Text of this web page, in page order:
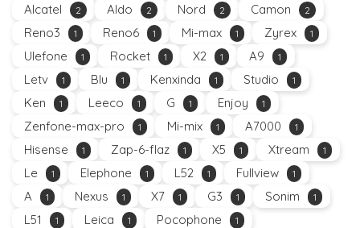
Alcatel 2 Aldo 2 Nord 2 Camon 2
Reno3 1 Reno6 1 Mi-max 1 Zyrex 1
Ulefone 1 Rocket 1 X2 1 A9 1
Letv 1 Blu 1 Kenxinda 1 Studio 1
Ken 1 Leeco 1 G 1 Enjoy 1
Zenfone-max-pro 1 Mi-mix 1 A7000 1
Hisense 1 Zap-6-flaz 1 X5 1 Xtream 1
Le 1 Elephone 1 L52 1 Fullview 1
A 1 Nexus 1 X7 1 G3 1 Sonim 1
L51 1 Leica 1 Pocophone 1